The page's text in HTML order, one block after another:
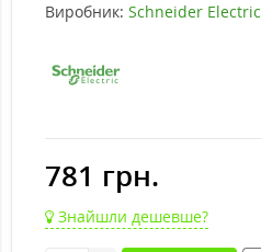
Виробник: Schneider Electric
781 грн.
Знайшли дешевше?